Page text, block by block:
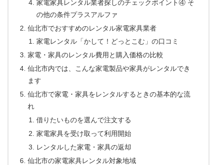
家電家具レンタル業者探しのチェックポイント④ そ
の他の条件プラスアルファ
仙北市でおすすめのレンタル家電家具業者
家電レンタル「かして！どっとこむ」の口コミ
家電・家具のレンタル費用と購入価格の比較
仙北市内では、こんな家電製品や家具がレンタルでき
ます
仙北市で家電・家具をレンタルするときの基本的な流
れ
借りたいものを選んで注文する
家電家具を受け取って利用開始
レンタルした家電・家具の返却
仙北市の家電家具レンタル対象地域